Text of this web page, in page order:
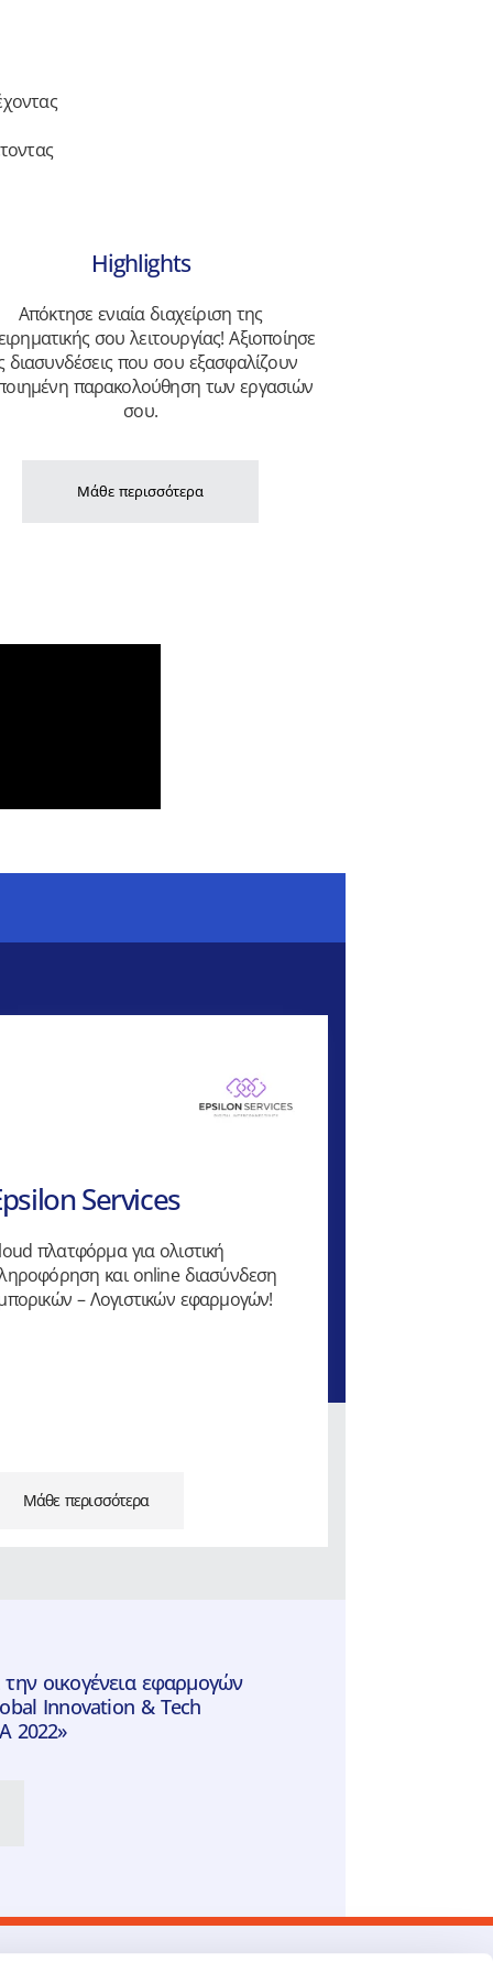
Highlights
Απόκτησε ενιαία διαχείριση της
σου λειτουργίας! Αξιοποίησε
διασυνδέσεις που σου εξασφαλίζουν
παρακολούθηση των εργασιών
σου.
Μάθε περισσότερα
Services
πλατφόρμα για ολιστική
και online διασύνδεση
– Λογιστικών εφαρμογών!
Μάθε περισσότερα
οικογένεια εφαρμογών
Innovation & Tech
2022»